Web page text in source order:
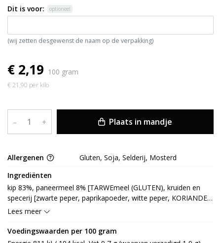
Dit is voor: optioneel
(wij zetten desgewenst de naam op de verpakking)
€ 2,19 100 gram
€ 21,90 per kilo
– + Plaats in mandje
Allergenen
Gluten, Soja, Selderij, Mosterd
Ingrediënten
kip 83%, paneermeel 8% [TARWEmeel (GLUTEN), kruiden en
specerij [zwarte peper, paprikapoeder, witte peper, KORIANDER,
foelie, gemberpoeder, kurkuma, komijn, SELDERIJ, peterselie,
eiwithydrolysaat (SOJA), gist, specerijextract (KORIANDER)],
paneermeel 4% [TARWEbloem (GLUTEN), zout, specerij
Lees meer
Voedingswaarden per 100 gram